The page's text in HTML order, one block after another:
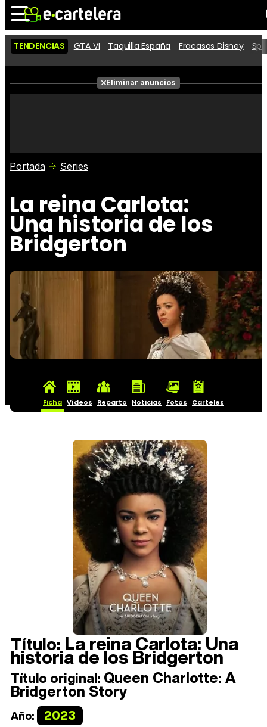
Noticias Cartelera
Películas
Críticas
TENDENCIAS GTA VI Taquilla España Fracasos Disney
Eliminar anuncios
Portada Series
La reina Carlota:
Una historia de los
Bridgerton
Ficha Vídeos Reparto Noticias Fotos Carteles
Título:La reina Carlota: Una
historia de los Bridgerton
Título original: Queen Charlotte: A
Bridgerton Story
Año: 2023